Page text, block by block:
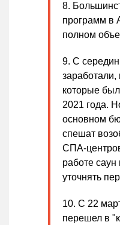
программ в
полном
С
которые
2021 года.
основном
спешат
СПА-
работе
уточнять
С 22
перешел в